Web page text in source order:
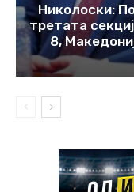
Николоски:
третата
8,